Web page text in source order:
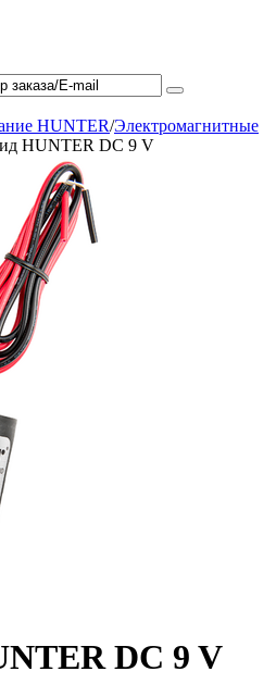
HUNTER/Электромагнитные
HUNTER DC 9 V
DC 9 V